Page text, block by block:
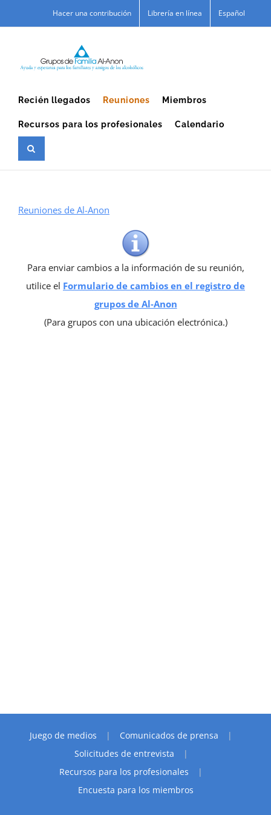
to
Hacer una contribución Librería en línea Español
Recién llegados Reuniones Miembros
Recursos para los profesionales Calendario
Reuniones de Al-Anon
Para enviar cambios a la información de su reunión,
utilice el Formulario de cambios en el registro de
grupos de Al‑Anon
(Para grupos con una ubicación electrónica.)
Juego de medios
Comunicados de prensa
Solicitudes de entrevista
Recursos para los profesionales
Encuesta para los miembros